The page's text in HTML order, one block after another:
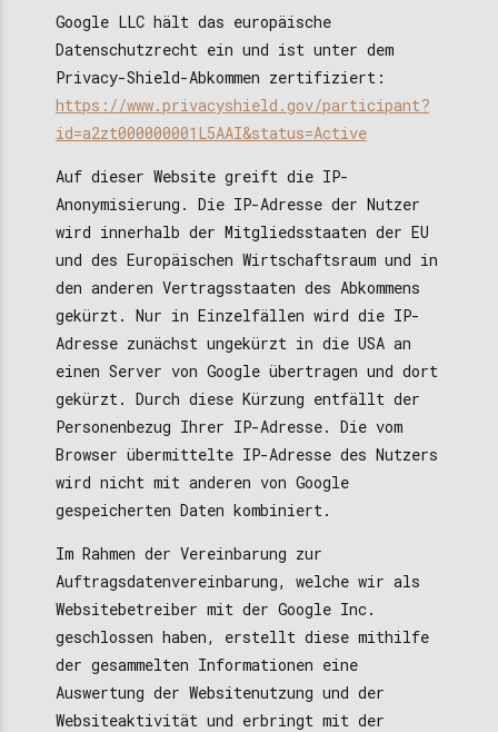
Google LLC hält das europäische
Datenschutzrecht ein und ist unter dem
Privacy-Shield-Abkommen zertifiziert:
https://www.privacyshield.gov/participant?
id=a2zt000000001L5AAI&status=Active
Auf dieser Website greift die IP-
Anonymisierung. Die IP-Adresse der Nutzer
wird innerhalb der Mitgliedsstaaten der EU
und des Europäischen Wirtschaftsraum und in
den anderen Vertragsstaaten des Abkommens
gekürzt. Nur in Einzelfällen wird die IP-
Adresse zunächst ungekürzt in die USA an
einen Server von Google übertragen und dort
gekürzt. Durch diese Kürzung entfällt der
Personenbezug Ihrer IP-Adresse. Die vom
Browser übermittelte IP-Adresse des Nutzers
wird nicht mit anderen von Google
gespeicherten Daten kombiniert.
Im Rahmen der Vereinbarung zur
Auftragsdatenvereinbarung, welche wir als
Websitebetreiber mit der Google Inc.
geschlossen haben, erstellt diese mithilfe
der gesammelten Informationen eine
Auswertung der Websitenutzung und der
Websiteaktivität und erbringt mit der